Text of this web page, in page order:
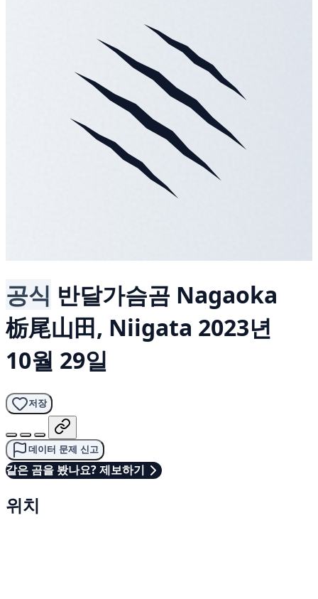
공식 반달가슴곰 Nagaoka
栃尾山田, Niigata 2023년
10월 29일
저장
데이터 문제 신고
같은 곰을 봤나요? 제보하기
위치